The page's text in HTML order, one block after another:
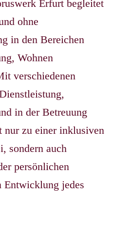
Erfurt begleitet
ohne
in den Bereichen
Wohnen
verschiedenen
in der Betreuung
nur zu einer inklusiven
sondern auch
persönlichen
Entwicklung jedes